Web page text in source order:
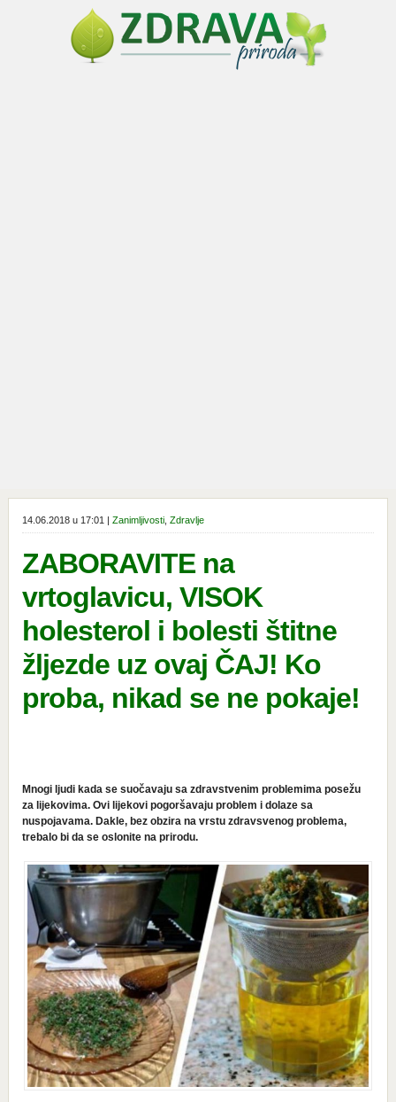
14.06.2018 u 17:01 | Zanimljivosti, Zdravlje
ZABORAVITE na
vrtoglavicu, VISOK
holesterol i bolesti štitne
žljezde uz ovaj ČAJ! Ko
proba, nikad se ne pokaje!
Mnogi ljudi kada se suočavaju sa zdravstvenim problemima posežu
za lijekovima. Ovi lijekovi pogoršavaju problem i dolaze sa
nuspojavama. Dakle, bez obzira na vrstu zdravsvenog problema,
trebalo bi da se oslonite na prirodu.